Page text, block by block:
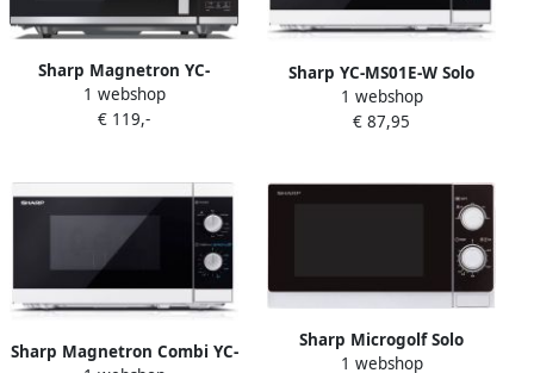
Sharp Magnetron YC-
QS204AE-B | Keuken- en
Kookartikelen |
4974019208510
1 webshop
€ 119,-
Sharp YC-MS01E-W Solo
Magnetron 800 Watt 20
liter wit
1 webshop
€ 87,95
Sharp Magnetron Combi YC-
Sharp Microgolf Solo
R200WW | Microgolfovens |
1 webshop